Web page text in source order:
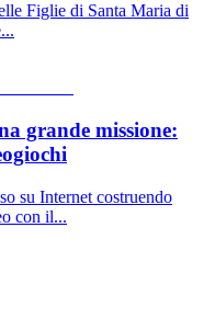
Figlie di Santa Maria di
grande missione:
su Internet costruendo
con il...